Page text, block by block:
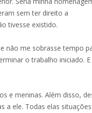
sem ter direito a
tivesse existido.
não me sobrasse tempo
o trabalho iniciado.
e meninas. Além disso,
a ele. Todas elas situações